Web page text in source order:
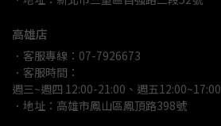
高雄店
．客服專線：07-7926673
．客服時間：
週三~週四 12:00-21:00、週五12:00~17:00
．地址：高雄市鳳山區鳳頂路398號